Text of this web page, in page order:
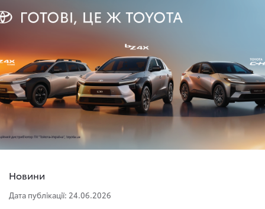
Новини
Дата публікації: 24.06.2026